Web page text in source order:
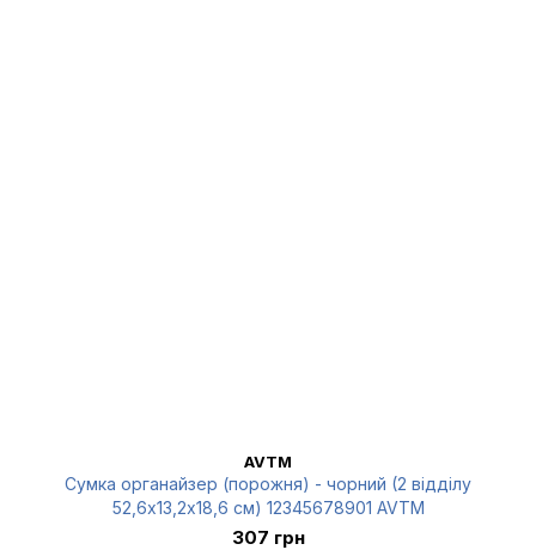
AVTM
Сумка органайзер (порожня) - чорний (2 відділу
52,6х13,2х18,6 см) 12345678901 AVTM
307 грн